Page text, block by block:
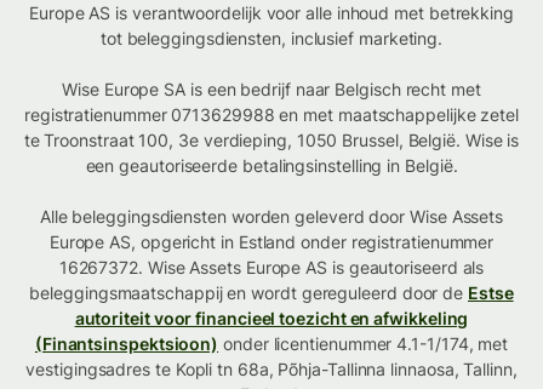
Europe AS is verantwoordelijk voor alle inhoud met betrekking
tot beleggingsdiensten, inclusief marketing.
Wise Europe SA is een bedrijf naar Belgisch recht met
registratienummer 0713629988 en met maatschappelijke zetel
te Troonstraat 100, 3e verdieping, 1050 Brussel, België. Wise is
een geautoriseerde betalingsinstelling in België.
Alle beleggingsdiensten worden geleverd door Wise Assets
Europe AS, opgericht in Estland onder registratienummer
16267372. Wise Assets Europe AS is geautoriseerd als
beleggingsmaatschappij en wordt gereguleerd door de Estse
autoriteit voor financieel toezicht en afwikkeling
(Finantsinspektsioon) onder licentienummer 4.1-1/174, met
vestigingsadres te Kopli tn 68a, Põhja-Tallinna linnaosa, Tallinn,